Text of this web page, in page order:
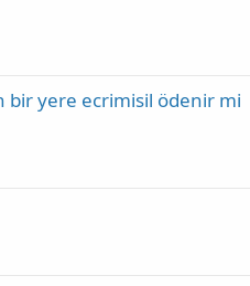
bir yere ecrimisil ödenir mi